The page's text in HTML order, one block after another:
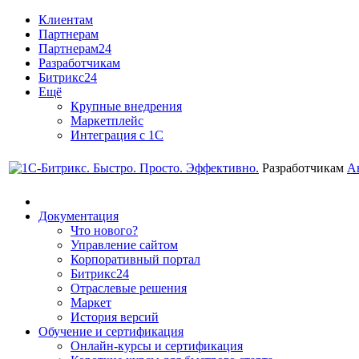
Клиентам
Партнерам
Партнерам24
Разработчикам
Битрикс24
Ещё
Крупные внедрения
Маркетплейс
Интеграция с 1С
Разработчикам
Документация
Что нового?
Управление сайтом
Корпоративный портал
Битрикс24
Отраслевые решения
Маркет
История версий
Обучение и сертификация
Онлайн-курсы и сертификация